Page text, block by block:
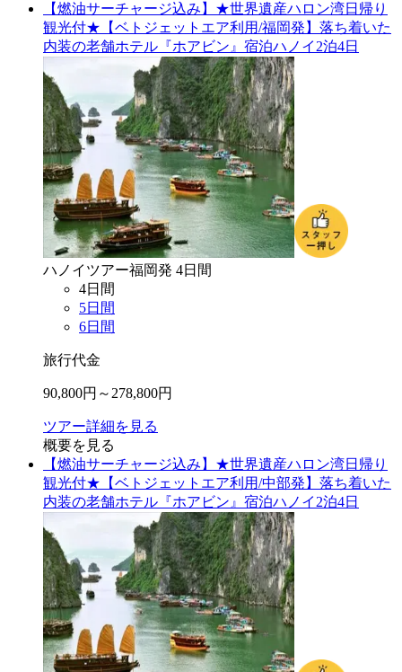
【燃油サーチャージ込み】★世界遺産ハロン湾日帰り
観光付★【ベトジェットエア利用/福岡発】落ち着いた
内装の老舗ホテル『ホアビン』宿泊ハノイ2泊4日
ハノイ ツアー福岡発 4日間
4日間
5日間
6日間
旅行代金
90,800円～ 278,800円
ツアー詳細を見る
概要を見る
【燃油サーチャージ込み】★世界遺産ハロン湾日帰り
観光付★【ベトジェットエア利用/中部発】落ち着いた
内装の老舗ホテル『ホアビン』宿泊ハノイ2泊4日